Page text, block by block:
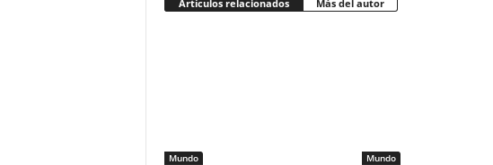
Artículos relacionados Más del autor
Mundo Mundo